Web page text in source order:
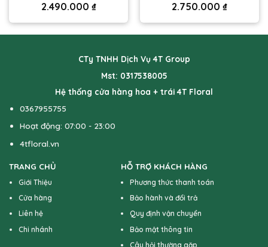
2.490.000 ₫ 2.750.000 ₫
CTy TNHH Dịch Vụ 4T Group
Mst: 0317538005
Hệ thống cửa hàng hoa + trái 4T Floral
0367955755
Hoạt động: 07:00 - 23:00
4tfloral.vn
TRANG CHỦ
Giới Thiệu
Cửa hàng
Liên hệ
Chi nhánh
HỖ TRỢ KHÁCH HÀNG
Phương thức thanh toán
Bảo hành và đổi trả
Quy định vận chuyển
Bảo mật thông tin
Câu hỏi thường gặp